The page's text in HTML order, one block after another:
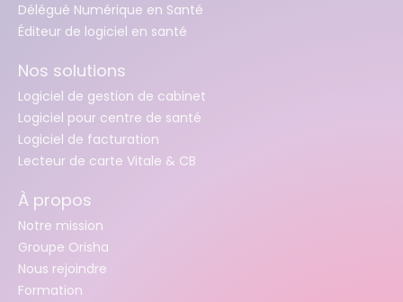
Délégué Numérique en Santé
Éditeur de logiciel en santé
Nos solutions
Logiciel de gestion de cabinet
Logiciel pour centre de santé
Logiciel de facturation
Lecteur de carte Vitale & CB
À propos
Notre mission
Groupe Orisha
Nous rejoindre
Formation